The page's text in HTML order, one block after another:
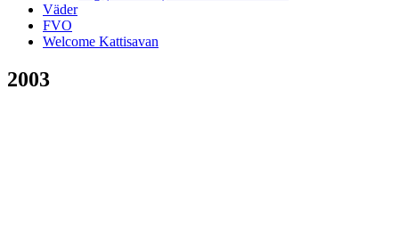
Väder
FVO
Welcome Kattisavan
2003